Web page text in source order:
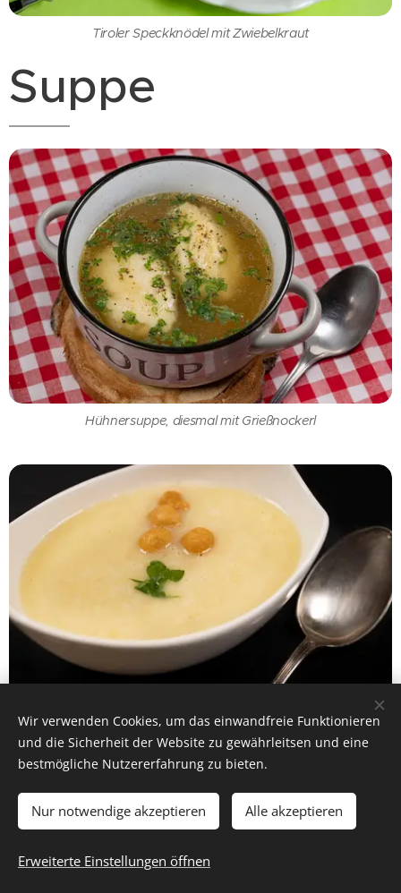
Tiroler Speckknödel mit Zwiebelkraut
Suppe
Hühnersuppe, diesmal mit Grießnockerl
Zwiebelcremesuppe
© 2026 ich will wieder raus
Cookies
Wir verwenden Cookies, um das einwandfreie Funktionieren
und die Sicherheit der Website zu gewährleitsen und eine
bestmögliche Nutzererfahrung zu bieten.
Nur notwendige akzeptieren Alle akzeptieren
Erweiterte Einstellungen öffnen